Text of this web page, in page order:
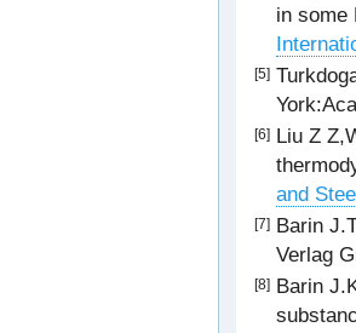
in some
[5]
[6] Liu Z
and
[7] Barin
Verlag
[8] Barin